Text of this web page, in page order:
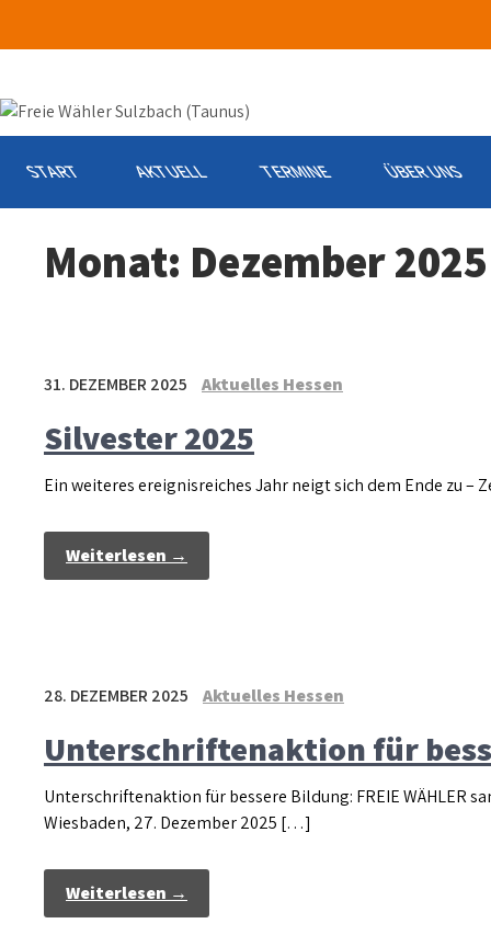
START AKTUELL TERMINE ÜBER UNS
Monat: Dezember 2025
31. DEZEMBER 2025 Aktuelles Hessen
Silvester 2025
Ein weiteres ereignisreiches Jahr neigt sich dem Ende zu –
Weiterlesen →
28. DEZEMBER 2025 Aktuelles Hessen
Unterschriftenaktion für
Unterschriftenaktion für bessere Bildung: FREIE WÄHLER
Wiesbaden, 27. Dezember 2025 […]
Weiterlesen →